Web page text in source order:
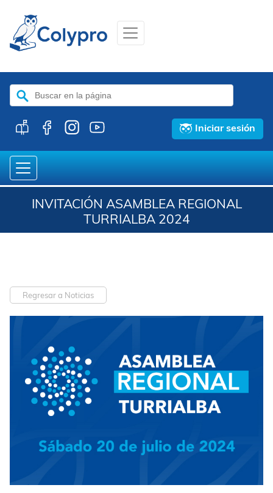
Buscar:
Iniciar sesión
INVITACIÓN ASAMBLEA REGIONAL
TURRIALBA 2024
Regresar a Noticias